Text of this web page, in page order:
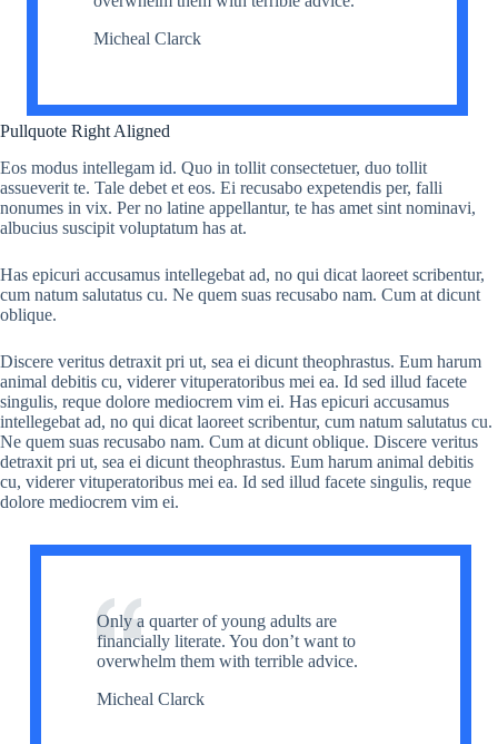
Micheal Clarck
Pullquote Right Aligned
Eos modus intellegam id. Quo in tollit consectetuer, duo tollit
assueverit te. Tale debet et eos. Ei recusabo expetendis per, falli
nonumes in vix. Per no latine appellantur, te has amet sint nominavi,
albucius suscipit voluptatum has at.
Has epicuri accusamus intellegebat ad, no qui dicat laoreet scribentur,
cum natum salutatus cu. Ne quem suas recusabo nam. Cum at dicunt
oblique.
Discere veritus detraxit pri ut, sea ei dicunt theophrastus. Eum harum
animal debitis cu, viderer vituperatoribus mei ea. Id sed illud facete
singulis, reque dolore mediocrem vim ei. Has epicuri accusamus
intellegebat ad, no qui dicat laoreet scribentur, cum natum salutatus cu.
Ne quem suas recusabo nam. Cum at dicunt oblique. Discere veritus
detraxit pri ut, sea ei dicunt theophrastus. Eum harum animal debitis
cu, viderer vituperatoribus mei ea. Id sed illud facete singulis, reque
dolore mediocrem vim ei.
Only a quarter of young adults are
financially literate. You don’t want to
overwhelm them with terrible advice.
Micheal Clarck